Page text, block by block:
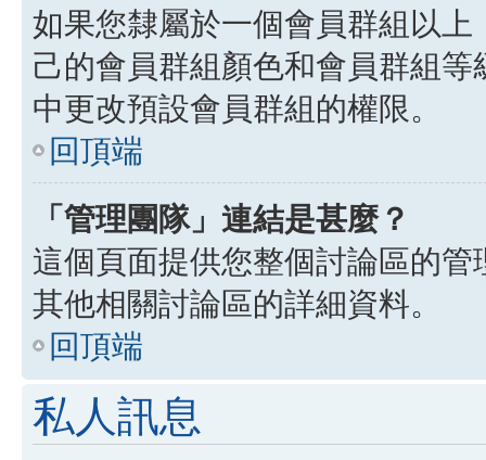
如果您隸屬於一個會員群組以
己的會員群組顏色和會員群組
中更改預設會員群組的權限。
回頂端
「管理團隊」連結是甚麼？
這個頁面提供您整個討論區的
其他相關討論區的詳細資料。
回頂端
私人訊息